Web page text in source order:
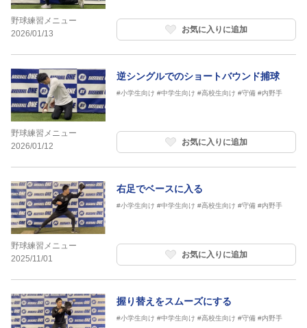
野球練習メニュー
2026/01/13
お気に入りに追加
野球練習メニュー
2026/01/12
逆シングルでのショートバウンド捕球
#小学生向け #中学生向け #高校生向け #守備 #内野手
お気に入りに追加
野球練習メニュー
2025/11/01
右足でベースに入る
#小学生向け #中学生向け #高校生向け #守備 #内野手
お気に入りに追加
握り替えをスムーズにする
#小学生向け #中学生向け #高校生向け #守備 #内野手